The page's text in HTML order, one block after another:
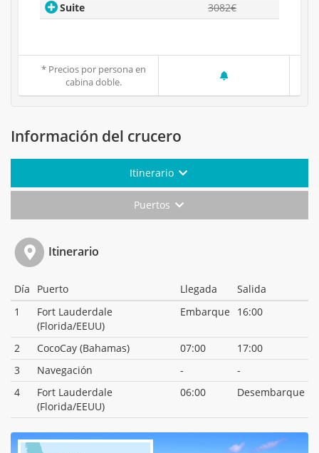
Suite 3082€
* Precios por persona en
cabina doble.
Información del crucero
Itinerario
Puertos
Itinerario
Día Puerto Llegada
Salida
1
Fort Lauderdale
(Florida/EEUU)
Embarque 16:00
2 CocoCay (Bahamas) 07:00
17:00
3
Navegación -
-
4
Fort Lauderdale
(Florida/EEUU)
06:00 Desembarque